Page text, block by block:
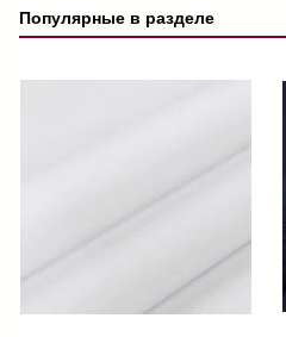
Популярные в разделе